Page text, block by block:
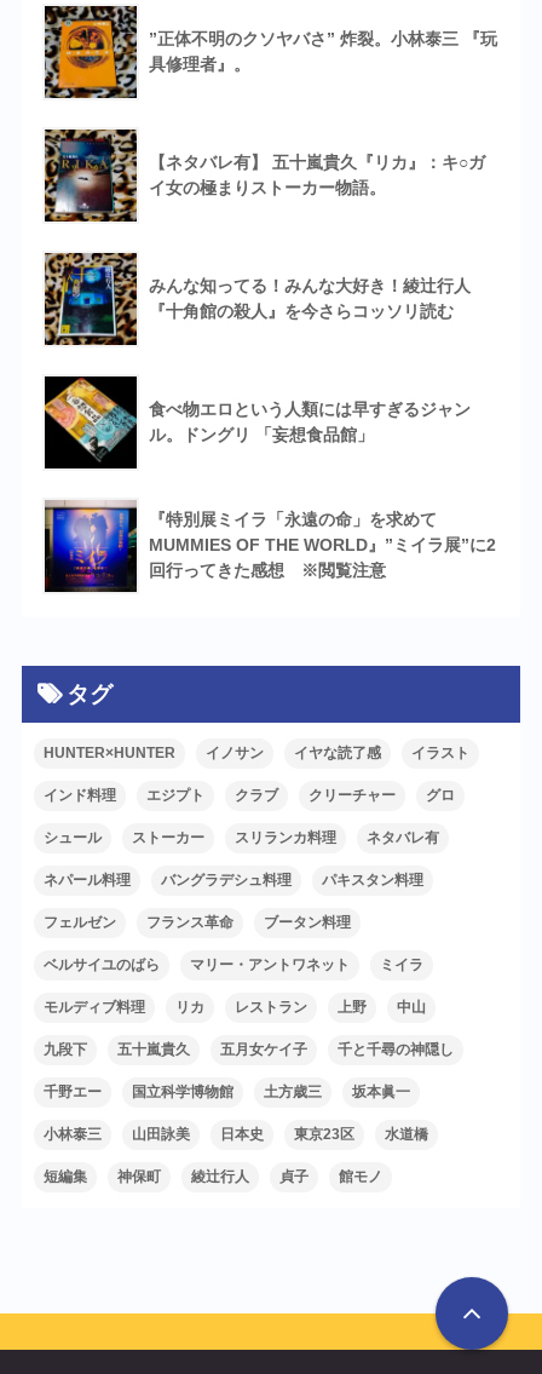
”正体不明のクソヤバさ” 炸裂。小林泰三 『玩
具修理者』。
【ネタバレ有】 五十嵐貴久『リカ』：キ○ガ
イ女の極まりストーカー物語。
みんな知ってる！みんな大好き！綾辻行人
『十角館の殺人』を今さらコッソリ読む
食べ物エロという人類には早すぎるジャン
ル。ドングリ 「妄想食品館」
『特別展ミイラ「永遠の命」を求めて
MUMMIES OF THE WORLD』”ミイラ展”に2
回行ってきた感想 ※閲覧注意
タグ
HUNTER×HUNTER イノサン イヤな読了感 イラスト
インド料理 エジプト クラブ クリーチャー グロ
シュール ストーカー スリランカ料理 ネタバレ有
ネパール料理 バングラデシュ料理 パキスタン料理
フェルゼン フランス革命 ブータン料理
ベルサイユのばら マリー・アントワネット ミイラ
モルディブ料理 リカ レストラン 上野 中山
九段下 五十嵐貴久 五月女ケイ子 千と千尋の神隠し
千野エー 国立科学博物館 土方歳三 坂本眞一
小林泰三 山田詠美 日本史 東京23区 水道橋
短編集 神保町 綾辻行人 貞子 館モノ